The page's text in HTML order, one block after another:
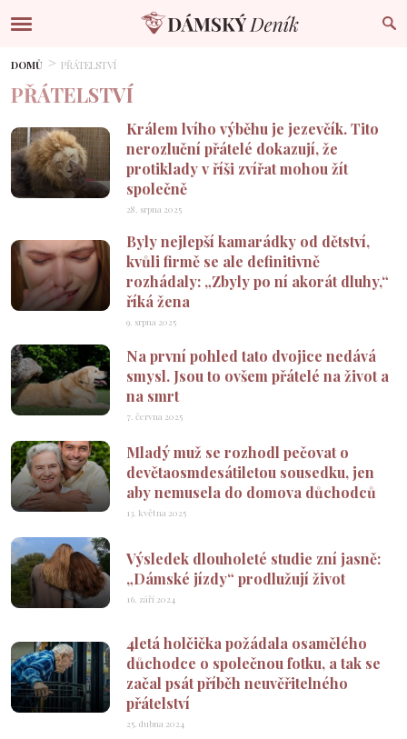
DOMŮ PŘÁTELSTVÍ
PŘÁTELSTVÍ
Králem lvího výběhu je jezevčík. Tito
nerozluční přátelé dokazují, že
protiklady v říši zvířat mohou žít
společně
28. srpna 2025
Byly nejlepší kamarádky od dětství,
kvůli firmě se ale definitivně
rozhádaly: „Zbyly po ní akorát dluhy,“
říká žena
9. srpna 2025
Na první pohled tato dvojice nedává
smysl. Jsou to ovšem přátelé na život a
na smrt
7. června 2025
Mladý muž se rozhodl pečovat o
devětaosmdesátiletou sousedku, jen
aby nemusela do domova důchodců
13. května 2025
Výsledek dlouholeté studie zní jasně:
„Dámské jízdy“ prodlužují život
16. září 2024
4letá holčička požádala osamělého
důchodce o společnou fotku, a tak se
začal psát příběh neuvěřitelného
přátelství
25. dubna 2024